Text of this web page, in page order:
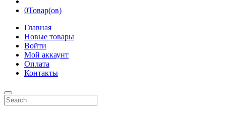
0Товар(ов)
Главная
Новые товары
Войти
Мой аккаунт
Оплата
Контакты